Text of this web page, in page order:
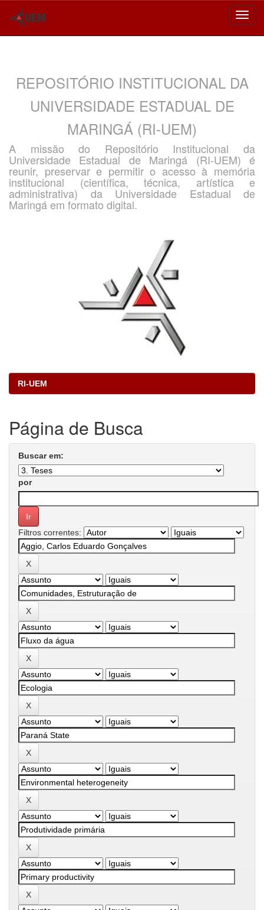
REPOSITÓRIO INSTITUCIONAL DA
UNIVERSIDADE ESTADUAL DE
MARINGÁ (RI-UEM)
A missão do Repositório Institucional da
Universidade Estadual de Maringá (RI-UEM) é
reunir, preservar e permitir o acesso à memória
institucional (científica, técnica, artística e
administrativa) da Universidade Estadual de
Maringá em formato digital.
RI-UEM
Página de Busca
Buscar em:
por
Filtros correntes: